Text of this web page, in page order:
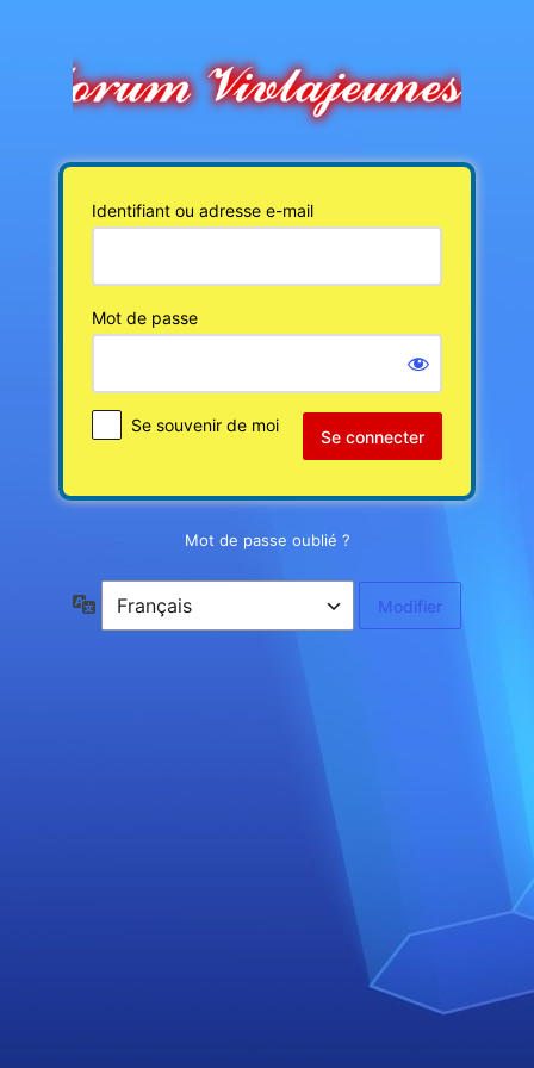
connecter
Identifiant ou adresse e-mail
Mot de passe
Se souvenir de moi
Mot de passe oublié ?
Langue